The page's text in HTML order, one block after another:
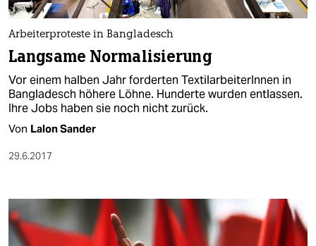
Arbeiterproteste in Bangladesch
Langsame Normalisierung
Vor einem halben Jahr forderten TextilarbeiterInnen in
Bangladesch höhere Löhne. Hunderte wurden entlassen.
Ihre Jobs haben sie noch nicht zurück.
Von Lalon Sander
29.6.2017